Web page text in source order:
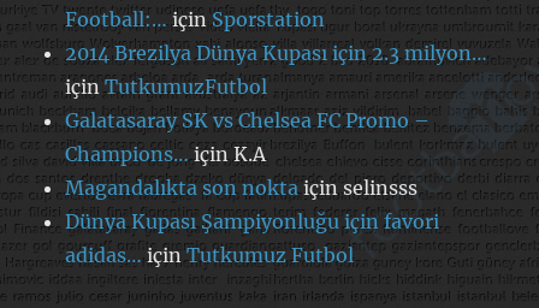
Football:…içinSporstation
2014 Brezilya Dünya Kupası için 2.3 milyon…
içinTutkumuzFutbol
Galatasaray SK vs Chelsea FC Promo –
Champions…içinK.A
Magandalıkta son noktaiçinselinsss
Dünya Kupası Şampiyonluğu için favori
adidas…içinTutkumuz Futbol